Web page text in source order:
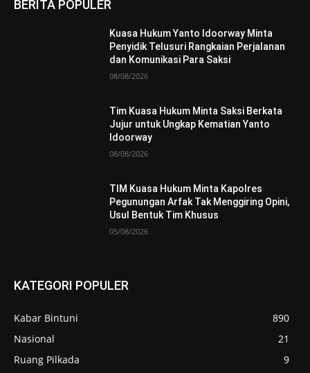
BERITA POPULER
Kuasa Hukum Yanto Idoorway Minta
Penyidik Telusuri Rangkaian Perjalanan
dan Komunikasi Para Saksi
08/08/2026
Tim Kuasa Hukum Minta Saksi Berkata
Jujur untuk Ungkap Kematian Yanto
Idoorway
08/08/2026
TIM Kuasa Hukum Minta Kapolres
Pegunungan Arfak Tak Menggiring Opini,
Usul Bentuk Tim Khusus
05/08/2026
KATEGORI POPULER
Kabar Bintuni
890
Nasional
21
Ruang Pilkada
9